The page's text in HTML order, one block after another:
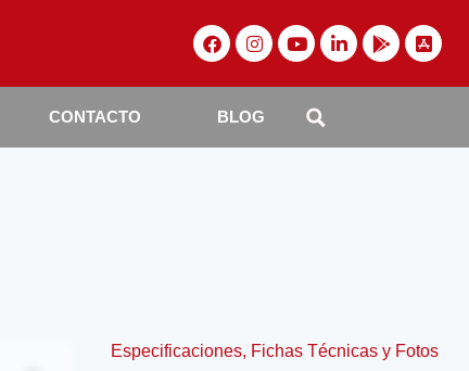
CONTACTO BLOG
Especificaciones, Fichas Técnicas y Fotos